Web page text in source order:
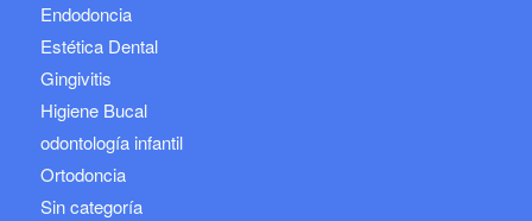
Endodoncia
Estética Dental
Gingivitis
Higiene Bucal
odontología infantil
Ortodoncia
Sin categoría